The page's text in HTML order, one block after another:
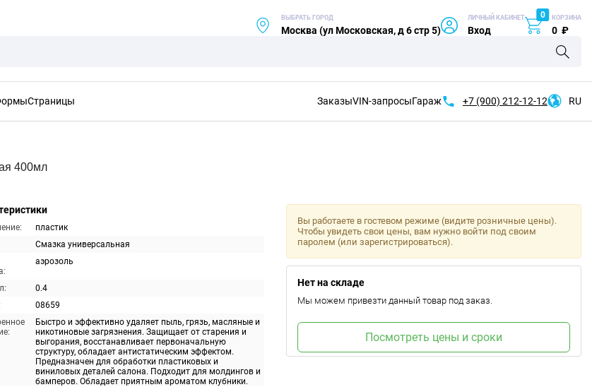
ВЫБРАТЬ ГОРОД
Москва (ул Московская, д 6 стр 5)
ЛИЧНЫЙ КАБИНЕТ
Вход
0 КОРЗИНА
0 ₽
Страницы ЗаказыVIN-запросыГараж +7 (900) 212-12-12 RU
400мл
пластик
Смазка универсальная
аэрозоль
0.4
08659
Быстро и эффективно удаляет пыль, грязь, масляные и
никотиновые загрязнения. Защищает от старения и
выгорания, восстанавливает первоначальную
структуру, обладает антистатическим эффектом.
Предназначен для обработки пластиковых и
виниловых деталей салона. Подходит для молдингов и
бамперов. Обладает приятным ароматом клубники.
Вы работаете в гостевом режиме (видите розничные цены).
Чтобы увидеть свои цены, вам нужно войти под своим
паролем (или зарегистрироваться).
Нет на складе
Мы можем привезти данный товар под заказ.
Посмотреть цены и сроки